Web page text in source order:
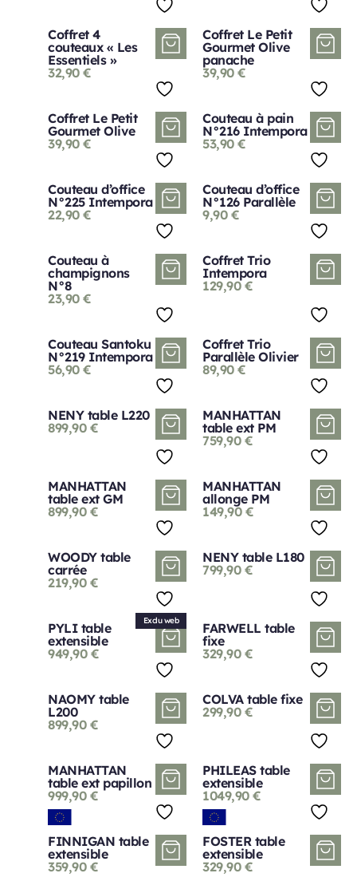
Coffret 4
couteaux « Les
Essentiels »
32,90 €
Coffret Le Petit
Gourmet Olive
panache
39,90 €
Coffret Le Petit
Gourmet Olive
39,90 €
Couteau à pain
N°216 Intempora
53,90 €
Couteau d’office
N°225 Intempora
22,90 €
Couteau d’office
N°126 Parallèle
9,90 €
Couteau à
champignons
N°8
23,90 €
Coffret Trio
Intempora
129,90€
Couteau Santoku
N°219 Intempora
56,90 €
Coffret Trio
Parallèle Olivier
89,90 €
NENY table L220
899,90 €
MANHATTAN
table ext PM
759,90 €
MANHATTAN
table ext GM
899,90 €
MANHATTAN
allonge PM
149,90 €
WOODY table
carrée
219,90 €
NENY table L180
799,90 €
Exclu web
PYLI table
extensible
949,90 €
FARWELL table
fixe
329,90 €
NAOMY table
L200
899,90 €
COLVA table fixe
299,90 €
MANHATTAN
table ext papillon
999,90 €
PHILEAS table
extensible
1049,90 €
FINNIGAN table
extensible
359,90 €
FOSTER table
extensible
329,90 €